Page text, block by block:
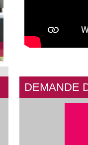
DEMANDE